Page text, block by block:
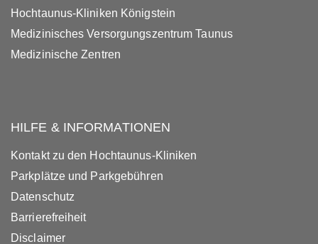
Hochtaunus-Kliniken Königstein
Medizinisches Versorgungszentrum Taunus
Medizinische Zentren
HILFE & INFORMATIONEN
Kontakt zu den Hochtaunus-Kliniken
Parkplätze und Parkgebühren
Datenschutz
Barrierefreiheit
Disclaimer